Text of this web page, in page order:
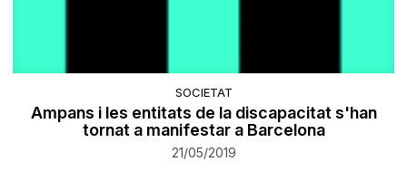
SOCIETAT
Ampans i les entitats de la discapacitat s'han
tornat a manifestar a Barcelona
21/05/2019